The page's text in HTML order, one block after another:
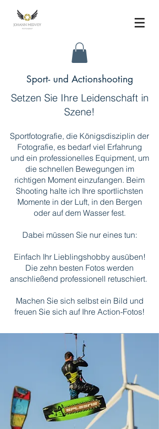
Sport- und Actionshooting
Setzen Sie Ihre Leidenschaft in
Szene!
Sportfotografie, die Königsdisziplin der
Fotografie, es bedarf viel Erfahrung
und ein professionelles Equipment, um
die schnellen Bewegungen im
richtigen Moment einzufangen. Beim
Shooting halte ich Ihre sportlichsten
Momente in der Luft, in den Bergen
oder auf dem Wasser fest.
Dabei müssen Sie nur eines tun:
Einfach Ihr Lieblingshobby ausüben!
Die zehn besten Fotos werden
anschließend professionell retuschiert.
Machen Sie sich selbst ein Bild und
freuen Sie sich auf Ihre Action-Fotos!